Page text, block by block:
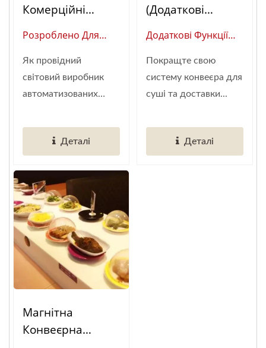
Комерційні
Конвеєрів Для
Суші:
Автоматизовані
Рішення Для
Розроблено Для
Обслуговування:
Перевірені На
Системи Конвеєрів
Для Суші
Як провідний
світовий виробник
автоматизованих
Деталі
(додаткові
Додаткові Функції
Постачальник
Розумної
Автоматизації
Покращте свою
систему конвеєра для
суші та доставки...
Деталі
Магнітна
Конвеєрна